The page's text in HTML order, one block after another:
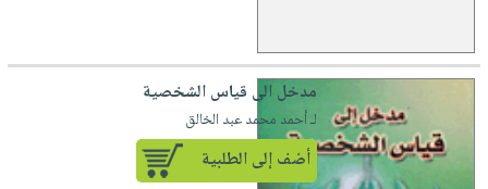
مدخل الى قياس الشخصية
لـ أحمد محمد عبد الخالق
أضف إلى الطلبية